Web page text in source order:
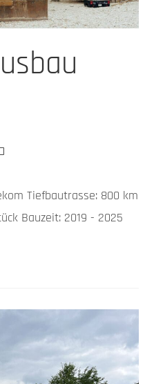
Tiefbautrasse: 800 km
Bauzeit: 2019 - 2025